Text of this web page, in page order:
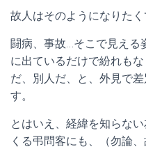
故人はそのようになりたく
闘病、事故…そこで見える
に出ているだけで紛れも
だ、別人だ、と、外見で
す。
とはいえ、経緯を知らな
くる弔問客にも、（勿論